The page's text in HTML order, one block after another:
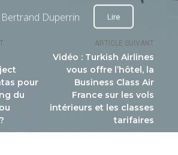
pour
du
ARTICLE SUIVANT
Vidéo : Turkish Airlines
vous offre l’hôtel, la
Business Class Air
France sur les vols
intérieurs et les classes
tarifaires
Bertrand Duperrin Lire